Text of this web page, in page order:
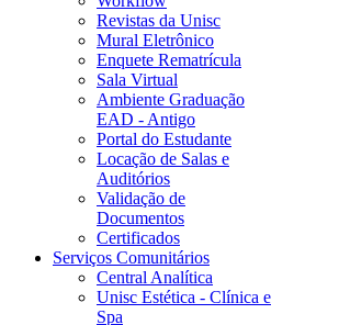
Revistas da Unisc
Mural Eletrônico
Enquete Rematrícula
Sala Virtual
Ambiente Graduação
EAD - Antigo
Portal do Estudante
Locação de Salas e
Auditórios
Validação de
Documentos
Certificados
Serviços Comunitários
Central Analítica
Unisc Estética - Clínica e
Spa